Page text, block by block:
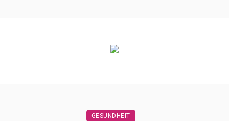
GESUNDHEIT